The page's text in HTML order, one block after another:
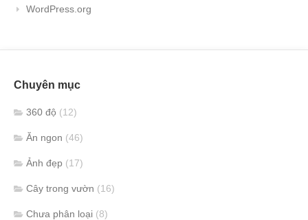
WordPress.org
Chuyên mục
360 độ (12)
Ăn ngon (46)
Ảnh đẹp (17)
Cây trong vườn (16)
Chưa phân loại (8)